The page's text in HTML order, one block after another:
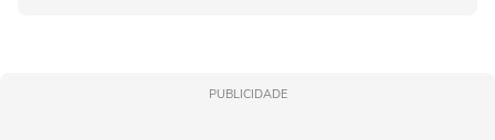
PUBLICIDADE